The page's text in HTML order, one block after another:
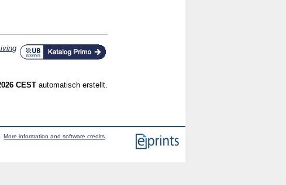
CEST automatisch erstellt.
More information and software credits